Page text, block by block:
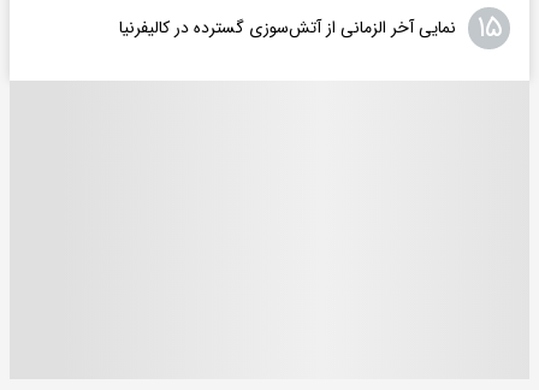
۱۵ نمایی آخر الزمانی از آتش‌سوزی گسترده در کالیفرنیا